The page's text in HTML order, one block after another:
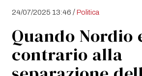
24/07/2025 13:46 /Politica
Quando Nordio
contrario alla